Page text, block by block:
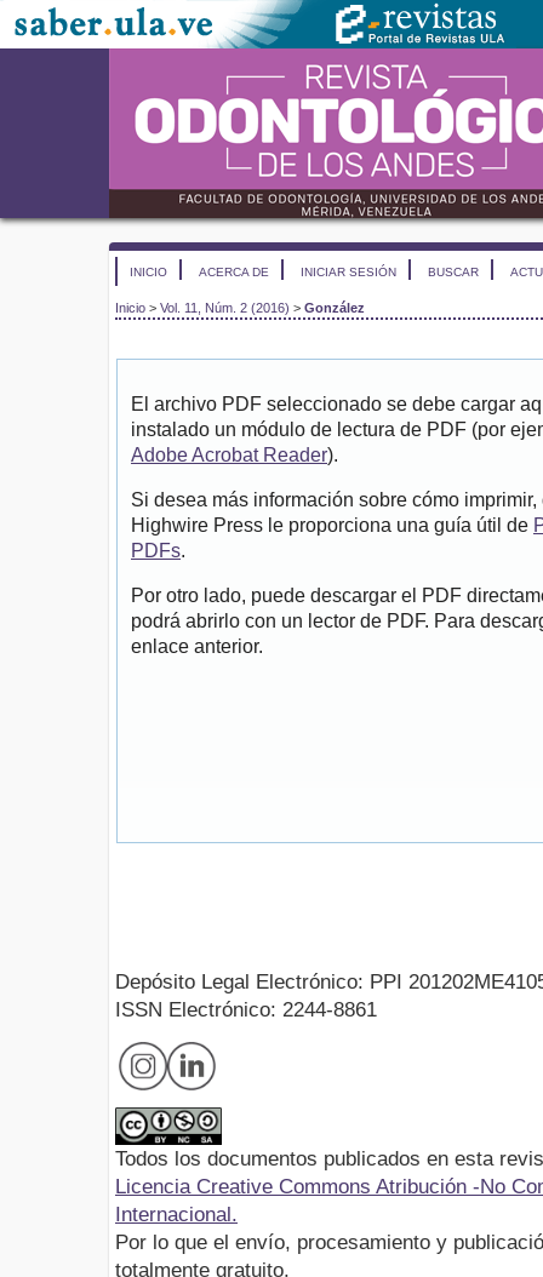
INICIO ACERCA DE INICIAR SESIÓN BUSCAR
Inicio > Vol. 11, Núm. 2 (2016) > González
El archivo PDF seleccionado se debe cargar
instalado un módulo de lectura de PDF (por
Adobe Acrobat Reader).
Si desea más información sobre cómo
Highwire Press le proporciona una guía útil de
PDFs.
Por otro lado, puede descargar el PDF
podrá abrirlo con un lector de PDF. Para
enlace anterior.
Depósito Legal Electrónico: PPI
ISSN Electrónico: 2244-8861
Todos los documentos publicados en esta
Licencia Creative Commons Atribución -No
Internacional.
Por lo que el envío, procesamiento y
totalmente gratuito.